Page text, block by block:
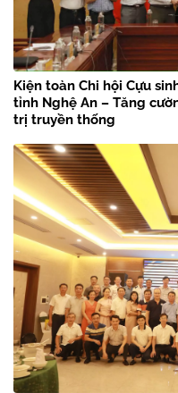
Kiện toàn Chi hội Cựu
tỉnh Nghệ An – Tăng
trị truyền thống